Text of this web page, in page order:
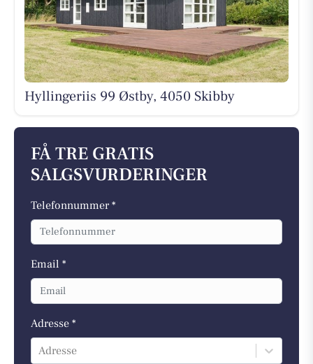
Hyllingeriis 99 Østby, 4050 Skibby
FÅ TRE GRATIS
SALGSVURDERINGER
Telefonnummer *
Email *
Adresse *
Adresse